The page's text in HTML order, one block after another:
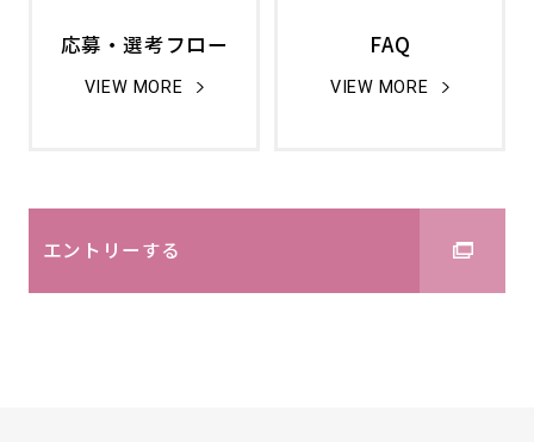
応募・選考フロー
VIEW MORE
FAQ
VIEW MORE
エントリーする